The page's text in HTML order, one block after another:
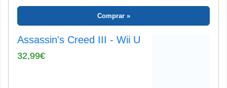
Comprar
Assassin's Creed III - Wii U
32,99€